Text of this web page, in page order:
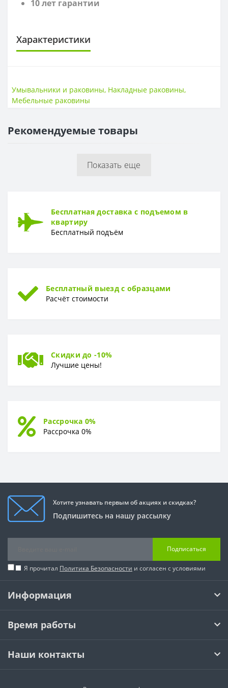
10 лет гарантии
Характеристики
Высота
Страна
ГЛУБИНА
Умывальники и раковины, Накладные раковины,
Мебельные раковины
Рекомендуемые товары
Показать еще
Бесплатная доставка с подъемом в
квартиру
Бесплатный подъём
Бесплатный выезд с образцами
Расчёт стоимости
Скидки до -10%
Лучшие цены!
Рассрочка 0%
Рассрочка 0%
Хотите узнавать первым об акциях и скидках?
Подпишитесь на нашу рассылку
Подписаться
Я прочитал Политика Безопасности и согласен с условиями
Информация
Время работы
Наши контакты